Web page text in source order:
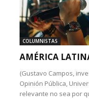
COLUMNISTAS
AMÉRICA
(Gustavo Campos,
Opinión Pública,
relevante no sea por